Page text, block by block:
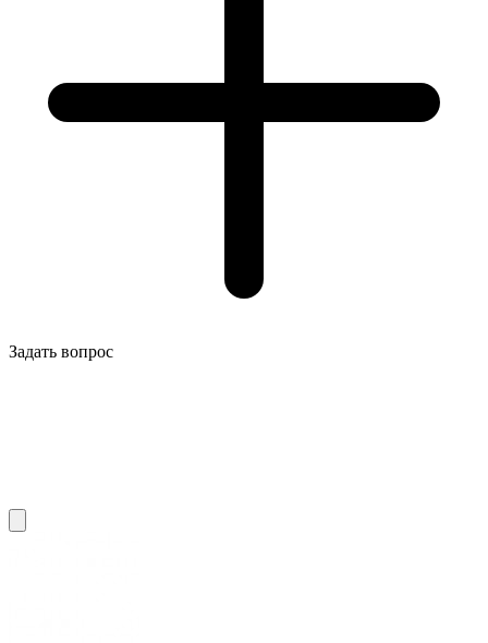
Задать вопрос